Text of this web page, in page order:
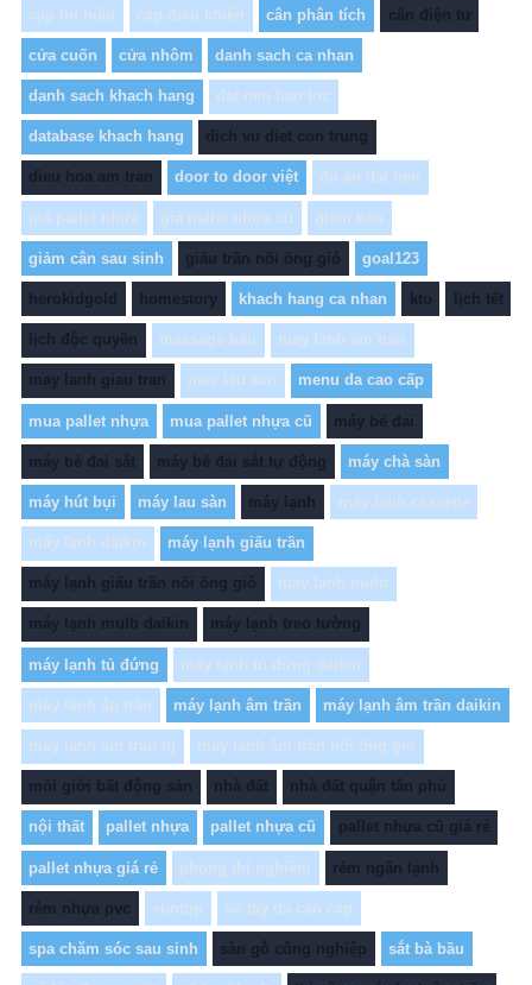
cáp tín hiệu cáp điều khiển cân phân tích cân điện tử
cửa cuốn cửa nhôm danh sach ca nhan
danh sach khach hang dat nen bao loc
database khach hang dich vu diet con trung
dieu hoa am tran door to door việt du an dat nen
giá pallet nhựa giá pallet nhựa cũ giảm béo
giảm cân sau sinh giấu trần nối ống gió goal123
herokidgold homestory khach hang ca nhan kto lịch tết
lịch độc quyền massage bầu may lanh am tran
may lanh giau tran may lau san menu da cao cấp
mua pallet nhựa mua pallet nhựa cũ máy bẻ đai
máy bẻ đai sắt máy bẻ đai sắt tự động máy chà sàn
máy hút bụi máy lau sàn máy lạnh máy lạnh cassette
máy lạnh daikin máy lạnh giấu trần
máy lạnh giấu trần nối ống gió máy lạnh multi
máy lạnh multi daikin máy lạnh treo tường
máy lạnh tủ đứng máy lạnh tủ đứng daikin
máy lạnh áp trần máy lạnh âm trần máy lạnh âm trần daikin
máy lạnh âm trần lg máy lạnh âm trần nối ống gió
môi giới bất động sản nhà đất nhà đất quận tân phú
nội thất pallet nhựa pallet nhựa cũ pallet nhựa cũ giá rẻ
pallet nhựa giá rẻ phòng thí nghiệm rèm ngăn lạnh
rèm nhựa pvc sbotop so tay da cao cap
spa chăm sóc sau sinh sàn gỗ công nghiệp sắt bà bầu